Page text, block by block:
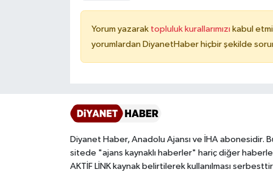
Yorum yazarak topluluk kurallarımızı kabul
yorumlardan DiyanetHaber hiçbir şekilde
Diyanet Haber, Anadolu Ajansı ve İHA abonesidir.
sitede "ajans kaynaklı haberler" hariç diğer
AKTİF LİNK kaynak belirtilerek kullanılması
Kayseri Müftülüğü
Kilis Müftülüğü
Kırklareli Müftülüğü
Kırşehir Müftülüğü
Kocaeli Müftülüğü